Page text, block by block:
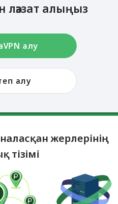
ләззат алыңыз
алу
алу
жерлерінің
тізімі